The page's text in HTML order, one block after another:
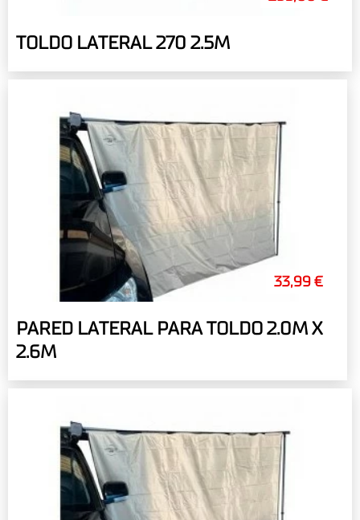
TOLDO LATERAL 270 2.5M
33,99 €
PARED LATERAL PARA TOLDO 2.0M X
2.6M